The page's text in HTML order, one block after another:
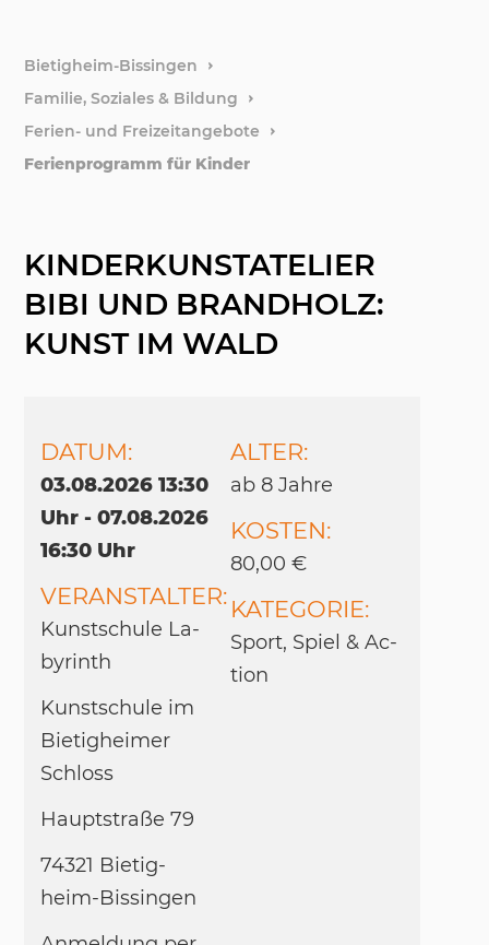
Bietigheim-Bissingen
Familie, Soziales & Bildung
Ferien- und Freizeitangebote
Ferienprogramm für Kinder
KINDERKUNSTATELIER
BIBI UND BRANDHOLZ:
KUNST IM WALD
DATUM:
03.08.2026 13:30
Uhr - 07.08.2026
16:30 Uhr
VERANSTALTER:
Kunst­schu­le La­
by­rinth
Kunst­schu­le im
Bie­tig­hei­mer
Schloss
Haupt­straße 79
74321 Bie­tig­
heim-Bis­sin­gen
ALTER:
ab 8 Jah­re
KOSTEN:
80,00 €
KATEGORIE:
Sport, Spiel & Ac­
tion